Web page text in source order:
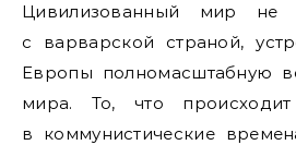
Цивилизованный мир не
с варварской страной,
Европы полномасштабную
мира. То, что
в коммунистические